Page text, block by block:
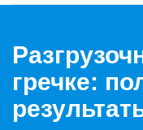
гречке: